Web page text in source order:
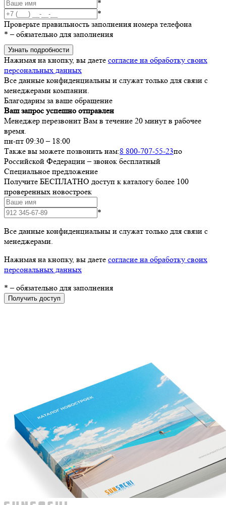
*
*
Проверьте правильность заполнения номера телефона
* – обязательно для заполнения
Узнать подробности
Нажимая на кнопку, вы даете согласие на обработку своих
персональных данных
Все данные конфиденциальны и служат только для связи с
менеджерами компании.
Благодарим за ваше обращение
Ваш запрос успешно отправлен
Менеджер перезвонит Вам в течение 20 минут в рабочее
время.
пн-пт 09:30 – 18:00
Также вы можете позвонить нам:8 800-707-55-23по
Российской Федерации – звонок бесплатный
Специальное предложение
Получите БЕСПЛАТНО доступ к каталогу более 100
проверенных новостроек
*
Все данные конфиденциальны и служат только для связи с
менеджерами.
Нажимая на кнопку, вы даете согласие на обработку своих
персональных данных
* – обязательно для заполнения
Получить доступ